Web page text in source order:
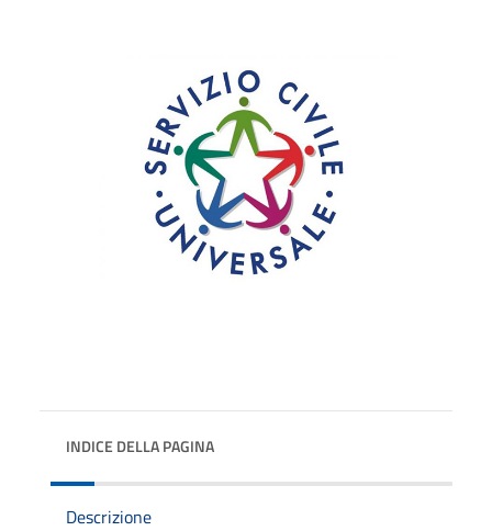
INDICE DELLA PAGINA
Descrizione